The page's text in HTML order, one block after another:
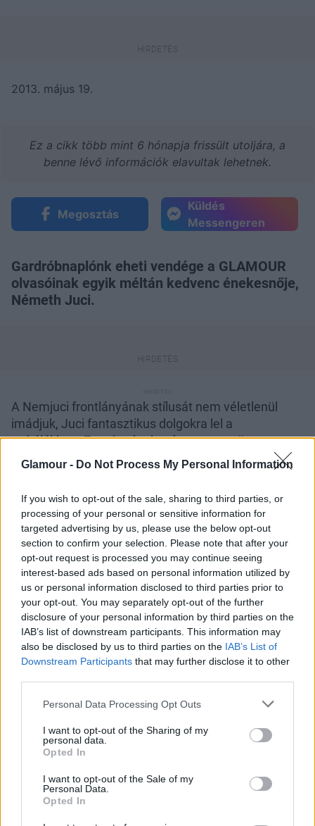
Glamour - Do Not Process My Personal Information
If you wish to opt-out of the sale, sharing to third parties, or
processing of your personal or sensitive information for
targeted advertising by us, please use the below opt-out
section to confirm your selection. Please note that after your
opt-out request is processed you may continue seeing
interest-based ads based on personal information utilized by
us or personal information disclosed to third parties prior to
your opt-out. You may separately opt-out of the further
disclosure of your personal information by third parties on the
IAB’s list of downstream participants. This information may
also be disclosed by us to third parties on the IAB’s List of
Downstream Participants that may further disclose it to other
Please note that this website/app uses one or more Google
not limited to your visit or usage behaviour. You may click to
grant or deny consent to Google and its third-party tags to
use your data for below specified purposes in below Google
consent section.
Personal Data Processing Opt Outs
I want to opt-out of the Sharing of my
personal data.
Opted In
I want to opt-out of the Sale of my
Personal Data.
Opted In
2013. május 19.
Ez a cikk több mint 6 hónapja frissült utoljára, a
benne lévő információk elavultak lehetnek.
Megosztás
Küldés
Messengeren
Gardróbnaplónk eheti vendége a GLAMOUR
olvasóinak egyik méltán kedvenc énekesnője,
Németh Juci.
A Nemjuci frontlányának stílusát nem véletlenül
imádjuk, Juci fantasztikus dolgokra lel a
turkálókban. Zenekarával egészenegyedi
kezdeményezése a koncerteken található Nemjuci
Turi, az újrafelhasználás jegyében, de Jucinak
izgalmas darabokat találhattok magatoknak!
Íme Németh Juci mai szettje:
Vicces színes szett: gyerekosztályon túrt kabátka és
a neonnarancs sort szép együtt. Otthoni papucsban
vagyok, nézzétek ezt el nekem!